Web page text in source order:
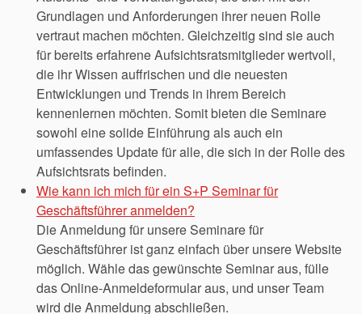
Grundlagen und Anforderungen ihrer neuen Rolle
vertraut machen möchten. Gleichzeitig sind sie auch
für bereits erfahrene Aufsichtsratsmitglieder wertvoll,
die ihr Wissen auffrischen und die neuesten
Entwicklungen und Trends in ihrem Bereich
kennenlernen möchten. Somit bieten die Seminare
sowohl eine solide Einführung als auch ein
umfassendes Update für alle, die sich in der Rolle des
Aufsichtsrats befinden.
Wie kann ich mich für ein S+P Seminar für
Geschäftsführer anmelden?
Die Anmeldung für unsere Seminare für
Geschäftsführer ist ganz einfach über unsere Website
möglich. Wähle das gewünschte Seminar aus, fülle
das Online-Anmeldeformular aus, und unser Team
wird die Anmeldung abschließen.